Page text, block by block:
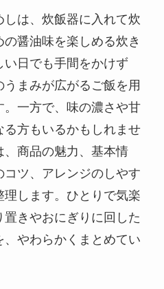
は、炊飯器に入れて炊
醤油味を楽しめる炊き
日でも手間をかけず
まみが広がるご飯を用
一方で、味の濃さや甘
る方もいるかもしれませ
、商品の魅力、基本情
ツ、アレンジのしやす
します。ひとりで気楽
きやおにぎりに回した
やわらかくまとめてい